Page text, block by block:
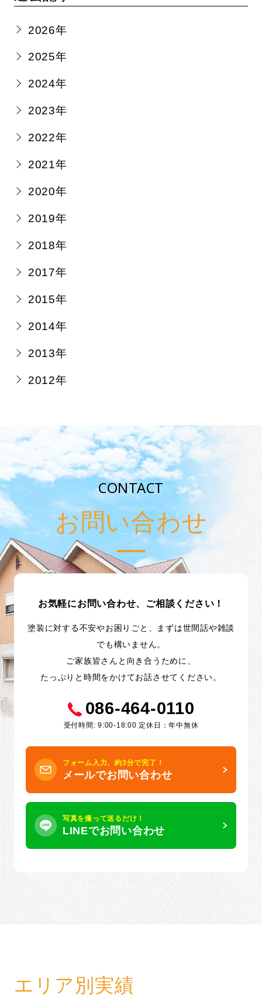
2026年
2025年
2024年
2023年
2022年
2021年
2020年
2019年
2018年
2017年
2015年
2014年
2013年
2012年
CONTACT
お問い合わせ
お気軽にお問い合わせ、ご相談ください！
塗装に対する不安やお困りごと、まずは世間話や雑談
でも構いません。
ご家族皆さんと向き合うために、
たっぷりと時間をかけてお話させてください。
086-464-0110
受付時間: 9:00-18:00 定休日：年中無休
フォーム入力、約3分で完了！
メールでお問い合わせ
写真を撮って送るだけ！
LINEでお問い合わせ
エリア別実績